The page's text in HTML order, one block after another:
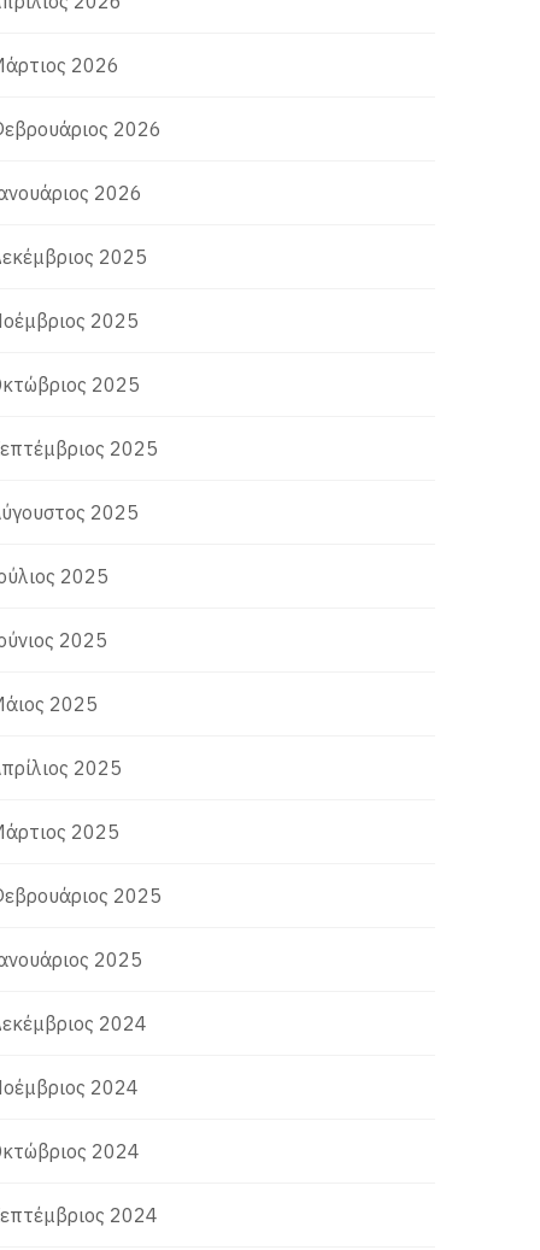
2026
2026
2026
2025
2025
2025
2025
2025
2025
2025
2025
2025
2025
2025
2025
2024
2024
2024
2024